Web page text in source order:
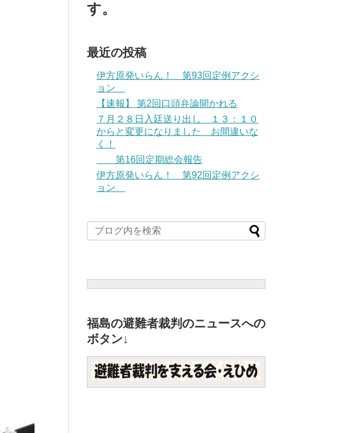
す。
最近の投稿
伊方原発いらん！ 第93回定例アクシ
ョン
【速報】 第2回口頭弁論開かれる
７月２８日入廷送り出し １３：１０
からと変更になりました お間違いな
く！
第16回定期総会報告
伊方原発いらん！ 第92回定例アクシ
ョン
福島の避難者裁判のニュースへの
ボタン↓